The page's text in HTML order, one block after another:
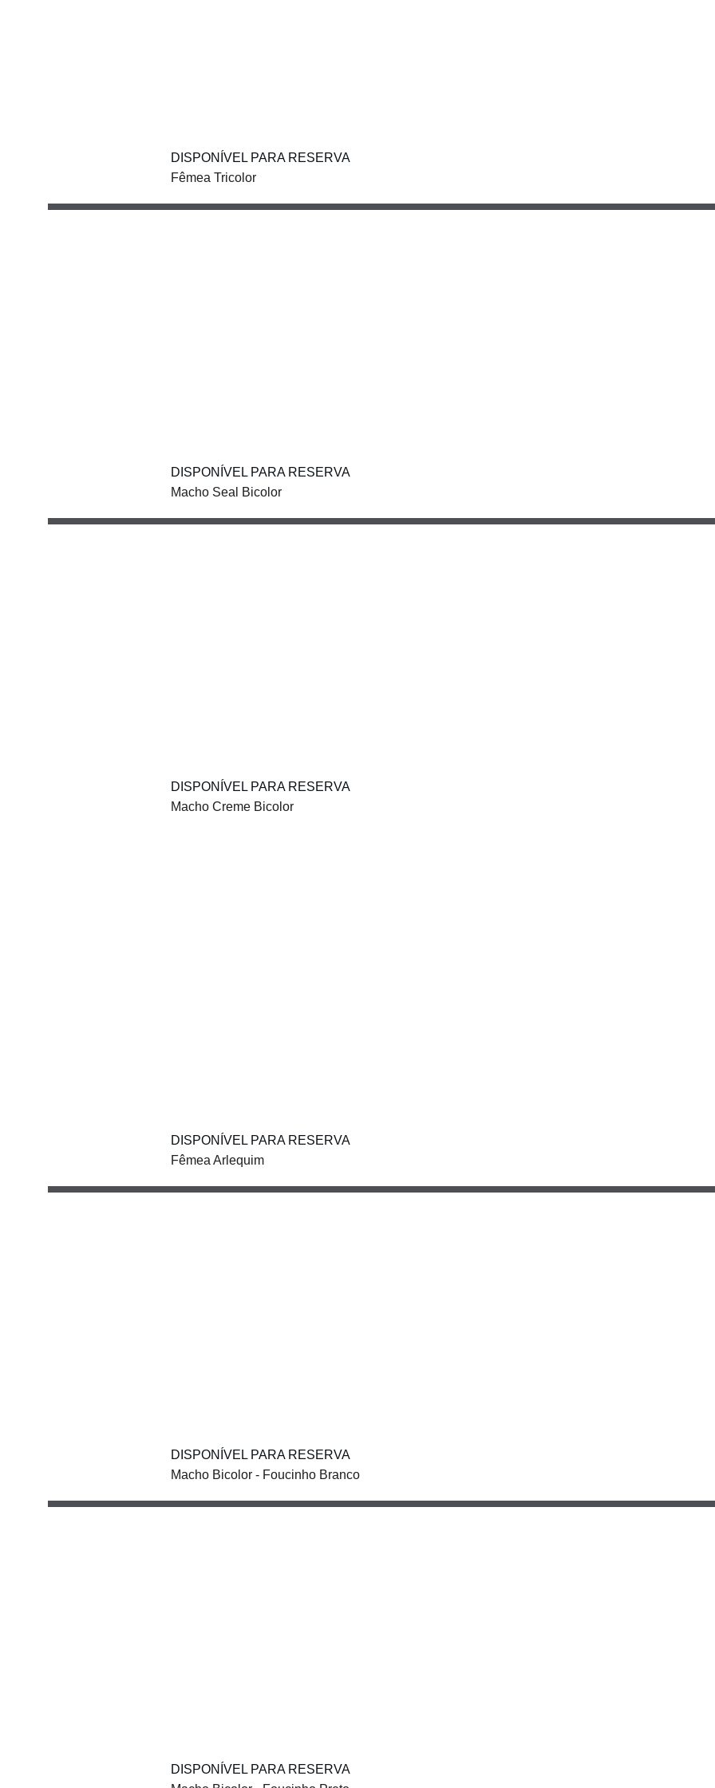
DISPONÍVEL PARA RESERVA
Fêmea Tricolor
DISPONÍVEL PARA RESERVA
Macho Seal Bicolor
DISPONÍVEL PARA RESERVA
Macho Creme Bicolor
DISPONÍVEL PARA RESERVA
Fêmea Arlequim
DISPONÍVEL PARA RESERVA
Macho Bicolor - Foucinho Branco
DISPONÍVEL PARA RESERVA